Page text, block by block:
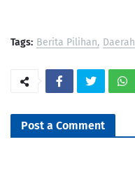
Tags: Berita Pilihan Daerah
Post a Comment